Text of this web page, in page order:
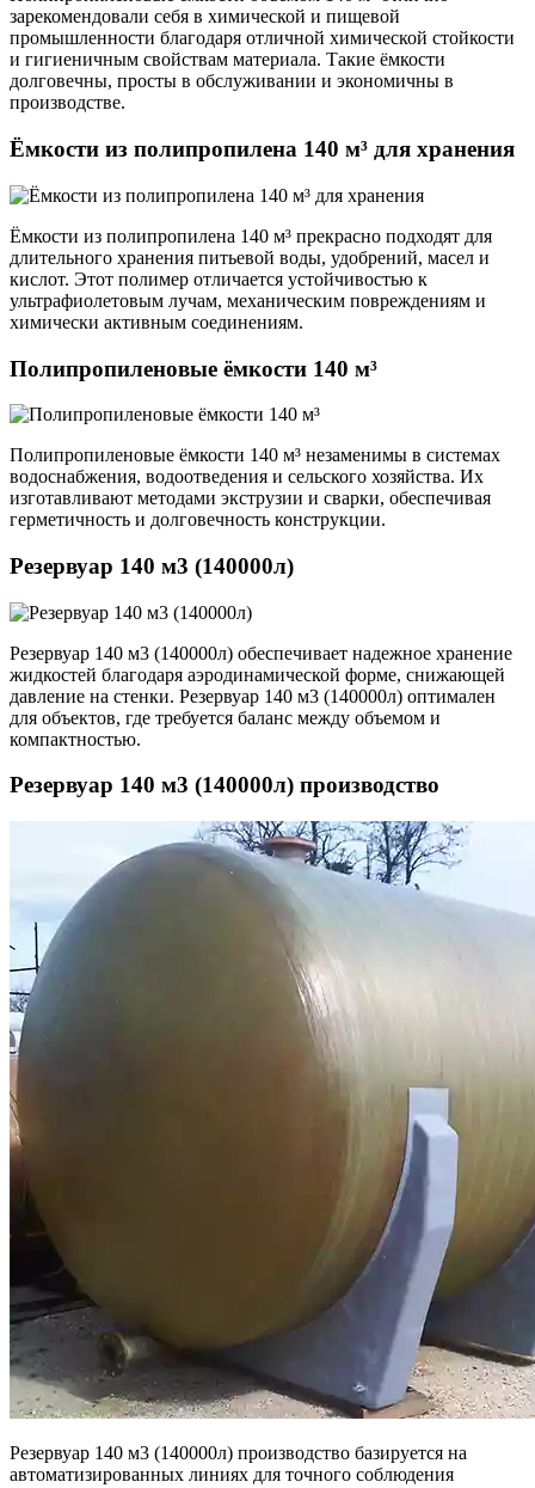
зарекомендовали себя в химической и пищевой
промышленности благодаря отличной химической стойкости
и гигиеничным свойствам материала. Такие ёмкости
долговечны, просты в обслуживании и экономичны в
производстве.
Ёмкости из полипропилена 140 м³ для хранения
Ёмкости из полипропилена 140 м³ прекрасно подходят для
длительного хранения питьевой воды, удобрений, масел и
кислот. Этот полимер отличается устойчивостью к
ультрафиолетовым лучам, механическим повреждениям и
химически активным соединениям.
Полипропиленовые ёмкости 140 м³
Полипропиленовые ёмкости 140 м³ незаменимы в системах
водоснабжения, водоотведения и сельского хозяйства. Их
изготавливают методами экструзии и сварки, обеспечивая
герметичность и долговечность конструкции.
Резервуар 140 м3 (140000л)
Резервуар 140 м3 (140000л) обеспечивает надежное хранение
жидкостей благодаря аэродинамической форме, снижающей
давление на стенки. Резервуар 140 м3 (140000л) оптимален
для объектов, где требуется баланс между объемом и
компактностью.
Резервуар 140 м3 (140000л) производство
Резервуар 140 м3 (140000л) производство базируется на
автоматизированных линиях для точного соблюдения